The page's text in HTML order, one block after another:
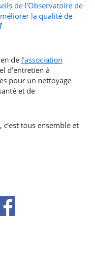
de l’Observatoire de
la qualité de
de l’association
d’entretien à
pour un nettoyage
et de
c’est tous ensemble et